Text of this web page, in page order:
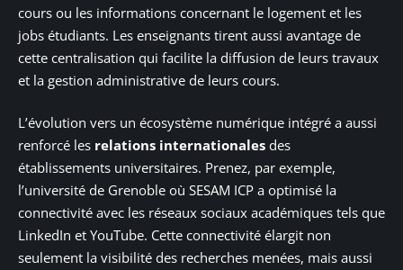
cours ou les informations concernant le logement et les
jobs étudiants. Les enseignants tirent aussi avantage de
cette centralisation qui facilite la diffusion de leurs travaux
et la gestion administrative de leurs cours.
L’évolution vers un écosystème numérique intégré a aussi
renforcé les relations internationales des
établissements universitaires. Prenez, par exemple,
l’université de Grenoble où SESAM ICP a optimisé la
connectivité avec les réseaux sociaux académiques tels que
LinkedIn et YouTube. Cette connectivité élargit non
seulement la visibilité des recherches menées, mais aussi